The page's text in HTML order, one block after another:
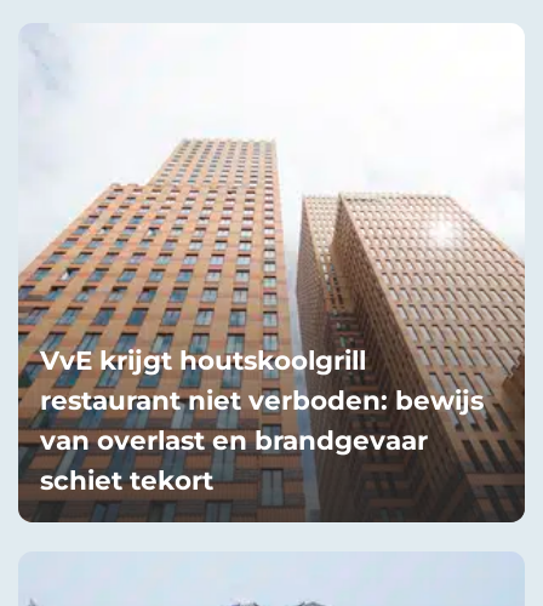
VvE krijgt houtskoolgrill
restaurant niet verboden: bewijs
van overlast en brandgevaar
schiet tekort